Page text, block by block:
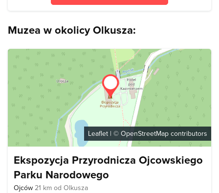
Muzea w okolicy Olkusza:
Leaflet | © OpenStreetMap contributors
Ekspozycja Przyrodnicza Ojcowskiego
Parku Narodowego
Ojców 21 km od Olkusza